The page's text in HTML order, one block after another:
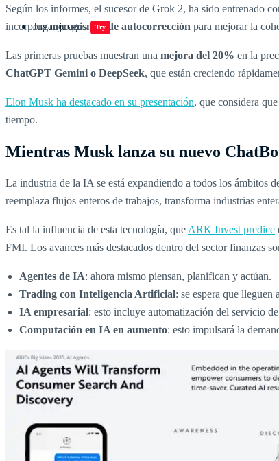
Jugar juegos Try
Según los informes, el sucesor de Grok 2, ha sido entrenado
incorporamecanismos de autocorrección para mejorar la
Las primeras pruebas muestran una mejora del 20% en la
ChatGPT Gemini o DeepSeek, que están creciendo
Elon Musk ha destacado en su presentación, que considera
tiempo.
Mientras Musk lanza su nuevo
La industria de la IA se está expandiendo a todos los ámbitos
reemplaza flujos enteros de trabajos, transforma industrias
Es tal la influencia de esta tecnología, que ARK Invest predice
FMI. Los avances más destacados dentro del sector finanzas
Agentes de IA: ahora mismo piensan, planifican y actúan.
Trading con Inteligencia Artificial: se espera que
IA empresarial: esto incluye automatización del servicio
Computación en IA en aumento: esto impulsará la